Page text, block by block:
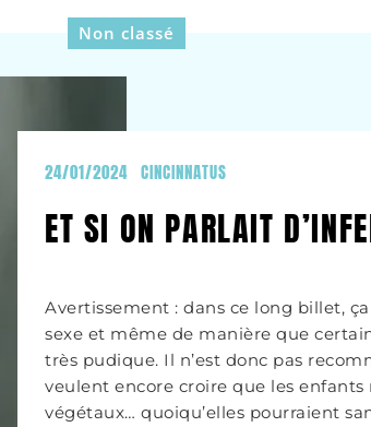
Non classé
24/01/2024 CINCINNATUS
ET SI ON PARLAIT
Avertissement : dans ce long billet,
sexe et même de manière que
très pudique. Il n’est donc pas
veulent encore croire que les enfants
végétaux… quoiqu’elles pourraient